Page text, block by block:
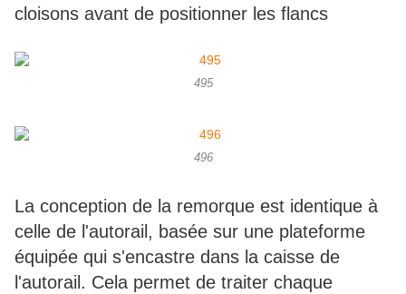
cloisons avant de positionner les flancs
495
496
La conception de la remorque est identique à
celle de l'autorail, basée sur une plateforme
équipée qui s'encastre dans la caisse de
l'autorail. Cela permet de traiter chaque